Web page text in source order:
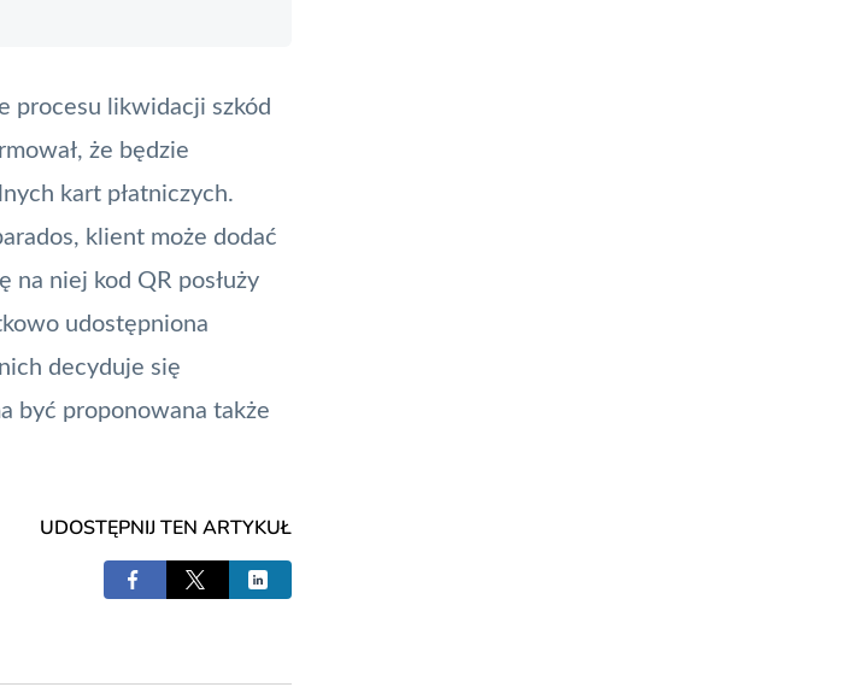
procesu likwidacji szkód
że będzie
kart płatniczych.
klient może dodać
na niej kod QR posłuży
udostępniona
decyduje się
być proponowana także
UDOSTĘPNIJ TEN ARTYKUŁ